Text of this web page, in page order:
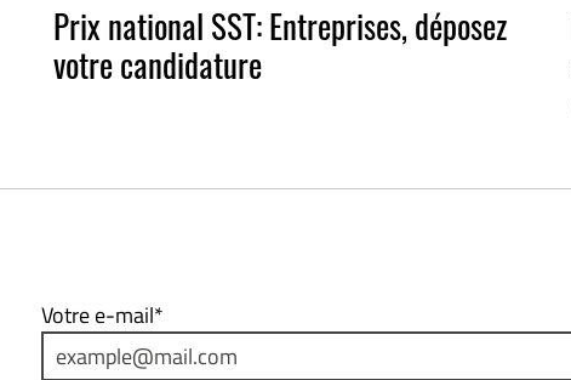
Prix national SST: Entreprises, déposez
votre candidature
Votre e-mail*